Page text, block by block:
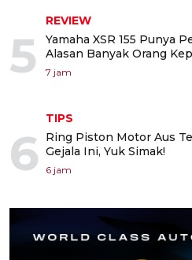
5
REVIEW
Yamaha XSR 155 Punya
Alasan Banyak Orang
7 jam
6
TIPS
Ring Piston Motor Aus
Gejala Ini, Yuk Simak!
6 jam